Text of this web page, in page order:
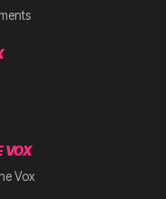
VOX
Vox